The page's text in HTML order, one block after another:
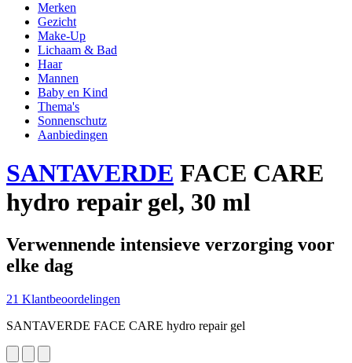
Merken
Gezicht
Make-Up
Lichaam & Bad
Haar
Mannen
Baby en Kind
Thema's
Sonnenschutz
Aanbiedingen
SANTAVERDE FACE CARE
hydro repair gel, 30 ml
Verwennende intensieve verzorging voor
elke dag
21 Klantbeoordelingen
SANTAVERDE FACE CARE hydro repair gel